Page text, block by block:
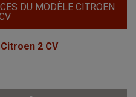
DU MODÈLE CITROEN
2 CV